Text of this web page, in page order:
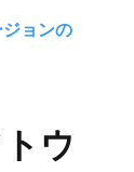
ョンの
ウ